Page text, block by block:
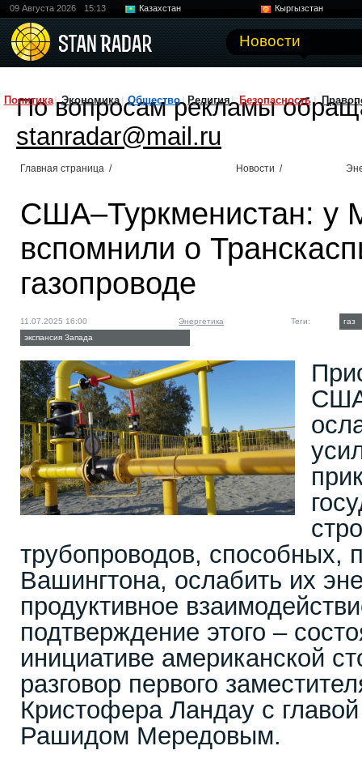
09 Августа 2026 15:13 Казахстан
Кыргызстан
Новости
Политика Экономика Общество Религия Безопасность
По вопросам рекламы
stanradar@mail.ru
Главная страница / Новости /
США–Туркменистан: у
вспомнили о
газопроводе
11.07.2025 16:00 Энергетика Теги:
газ
экспансия Запада
США
трубопроводов, способных,
Вашингтона, ослабить их
продуктивное
подтверждение этого –
инициативе американской
разговор первого
Кристофера Ландау с
Рашидом Мередовым.